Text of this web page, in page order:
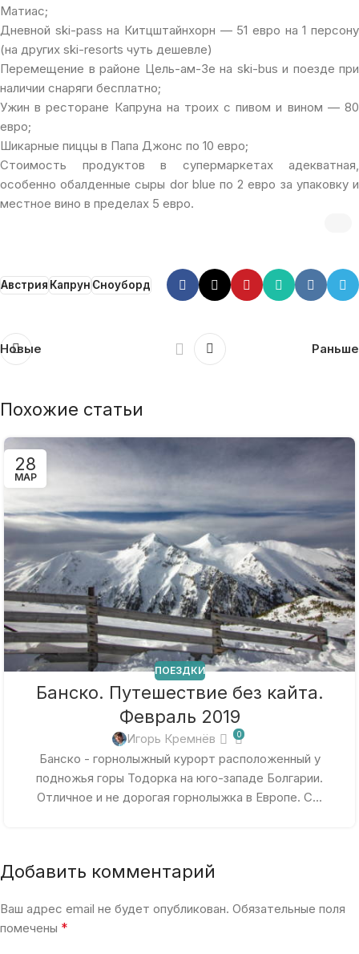
Матиас;
Дневной ski-pass на Китцштайнхорн — 51 евро на 1 персону
(на других ski-resorts чуть дешевле)
Перемещение в районе Цель-ам-Зе на ski-bus и поезде при
наличии снаряги бесплатно;
Ужин в ресторане Капруна на троих с пивом и вином — 80
евро;
Шикарные пиццы в Папа Джонс по 10 евро;
Стоимость продуктов в супермаркетах адекватная,
особенно обалденные сыры dor blue по 2 евро за упаковку и
местное вино в пределах 5 евро.
АвстрияКапрунСноуборд
Новые Раньше
Похожие статьи
28
МАР
ПОЕЗДКИ
Банско. Путешествие без кайта.
Февраль 2019
Игорь Кремнёв 0
Банско - горнолыжный курорт расположенный у
подножья горы Тодорка на юго-западе Болгарии.
Отличное и не дорогая горнолыжка в Европе. С...
Добавить комментарий
Ваш адрес email не будет опубликован. Обязательные поля
помечены *